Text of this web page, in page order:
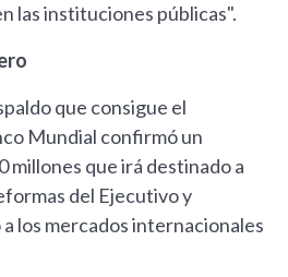
las instituciones públicas".
que consigue el
Mundial confirmó un
millones que irá destinado a
del Ejecutivo y
los mercados internacionales